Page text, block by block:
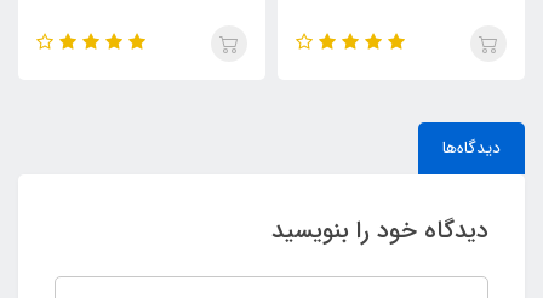
دیدگاه‌ها
دیدگاه خود را بنویسید